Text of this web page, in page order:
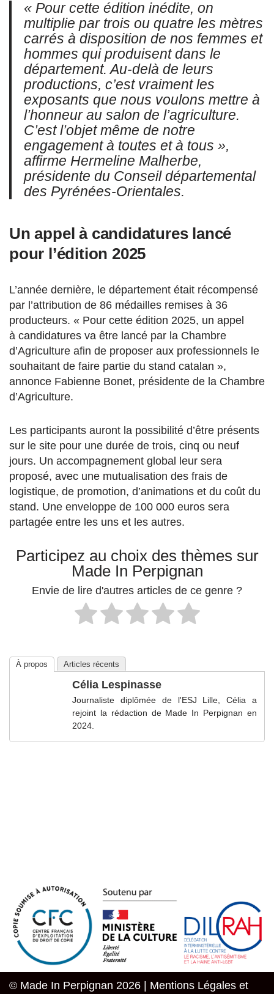
« Pour cette édition inédite, on
multiplie par trois ou quatre les mètres
carrés à disposition de nos femmes et
hommes qui produisent dans le
département. Au-delà de leurs
productions, c’est vraiment les
exposants que nous voulons mettre à
l’honneur au salon de l’agriculture.
C’est l’objet même de notre
engagement à toutes et à tous »,
affirme Hermeline Malherbe,
présidente du Conseil départemental
des Pyrénées-Orientales.
Un appel à candidatures lancé
pour l’édition 2025
L’année dernière, le département était récompensé
par l’attribution de 86 médailles remises à 36
producteurs. « Pour cette édition 2025, un appel
à candidatures va être lancé par la Chambre
d’Agriculture afin de proposer aux professionnels le
souhaitant de faire partie du stand catalan »,
annonce Fabienne Bonet, présidente de la Chambre
d’Agriculture.
Les participants auront la possibilité d’être présents
sur le site pour une durée de trois, cinq ou neuf
jours. Un accompagnement global leur sera
proposé, avec une mutualisation des frais de
logistique, de promotion, d’animations et du coût du
stand. Une enveloppe de 100 000 euros sera
partagée entre les uns et les autres.
Participez au choix des thèmes sur
Made In Perpignan
Envie de lire d'autres articles de ce genre ?
À propos Articles récents
Célia Lespinasse
Journaliste diplômée de l'ESJ Lille, Célia a
rejoint la rédaction de Made In Perpignan en
2024.
© Made In Perpignan 2026 | Mentions Légales et